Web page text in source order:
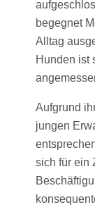
begegnet
Alltag
Hunden ist
Aufgrund
jungen
sich für ein